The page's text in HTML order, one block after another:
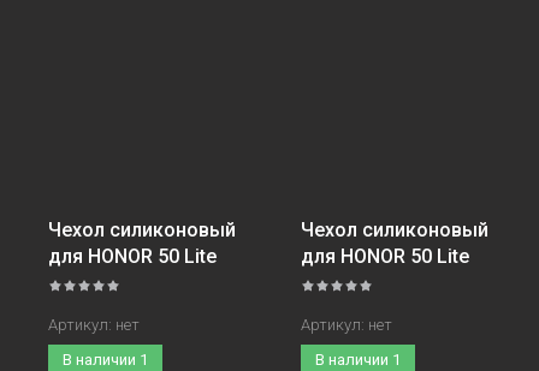
Чехол силиконовый
для HONOR 50 Lite
Артикул: нет
В наличии 1
Чехол силиконовый
для HONOR 50 Lite
Артикул: нет
В наличии 1